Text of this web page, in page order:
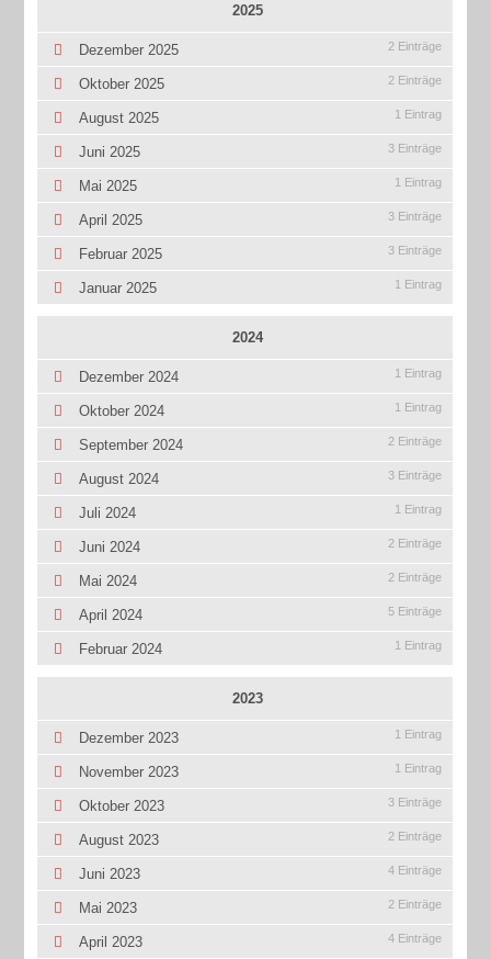
2025
Dezember 2025 2 Einträge
Oktober 2025 2 Einträge
August 2025 1 Eintrag
Juni 2025 3 Einträge
Mai 2025 1 Eintrag
April 2025 3 Einträge
Februar 2025 3 Einträge
Januar 2025 1 Eintrag
2024
Dezember 2024 1 Eintrag
Oktober 2024 1 Eintrag
September 2024 2 Einträge
August 2024 3 Einträge
Juli 2024 1 Eintrag
Juni 2024 2 Einträge
Mai 2024 2 Einträge
April 2024 5 Einträge
Februar 2024 1 Eintrag
2023
Dezember 2023 1 Eintrag
November 2023 1 Eintrag
Oktober 2023 3 Einträge
August 2023 2 Einträge
Juni 2023 4 Einträge
Mai 2023 2 Einträge
April 2023 4 Einträge